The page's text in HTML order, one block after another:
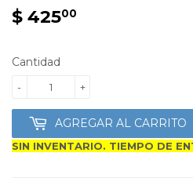
$ 42500
Cantidad
+
-
AGREGAR AL CARRITO
SIN INVENTARIO. TIEMPO DE